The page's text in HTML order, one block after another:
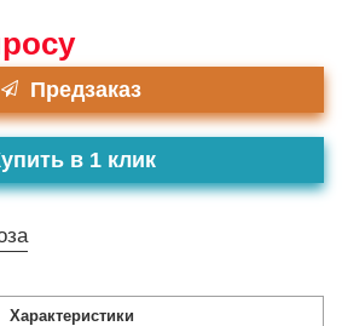
Предзаказ
в 1 клик
Характеристики